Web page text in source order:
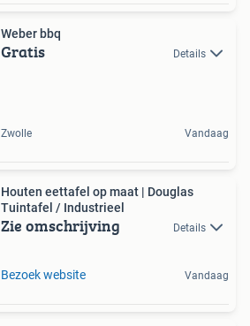
Weber bbq
Gratis Details
Zwolle Vandaag
Houten eettafel op maat | Douglas
Tuintafel / Industrieel
Zie omschrijving Details
Bezoek website Vandaag